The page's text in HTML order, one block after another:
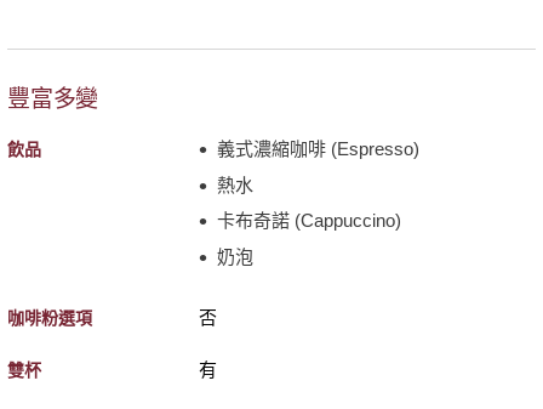
豐富多變
飲品
義式濃縮咖啡 (Espresso)
熱水
卡布奇諾 (Cappuccino)
奶泡
咖啡粉選項 否
雙杯 有